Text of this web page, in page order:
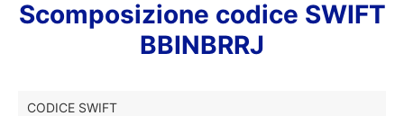
Scomposizione codice SWIFT
BBINBRRJ
CODICE SWIFT